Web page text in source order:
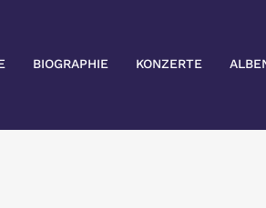
BIOGRAPHIE KONZERTE